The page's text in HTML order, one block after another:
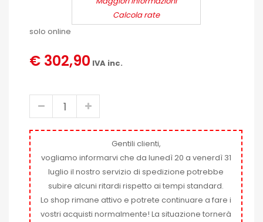
Calcola rate
solo online
€ 302,90 IVA inc.
Gentili clienti,
vogliamo informarvi che da lunedì 20 a venerdì 31
luglio il nostro servizio di spedizione potrebbe
subire alcuni ritardi rispetto ai tempi standard.
Lo shop rimane attivo e potrete continuare a fare i
vostri acquisti normalmente! La situazione tornerà